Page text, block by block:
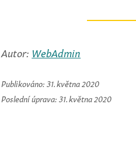
Autor: WebAdmin
Publikováno: 31. května 2020
Poslední úprava: 31. května 2020